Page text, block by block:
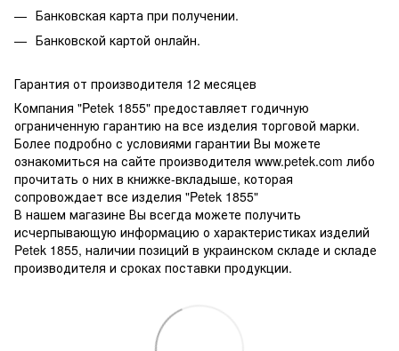
Банковская карта при получении.
Банковской картой онлайн.
Гарантия от производителя 12 месяцев
Компания "Petek 1855" предоставляет годичную
ограниченную гарантию на все изделия торговой марки.
Более подробно с условиями гарантии Вы можете
ознакомиться на сайте производителя www.petek.com либо
прочитать о них в книжке-вкладыше, которая
сопровождает все изделия "Petek 1855"
В нашем магазине Вы всегда можете получить
исчерпывающую информацию о характеристиках изделий
Petek 1855, наличии позиций в украинском складе и складе
производителя и сроках поставки продукции.